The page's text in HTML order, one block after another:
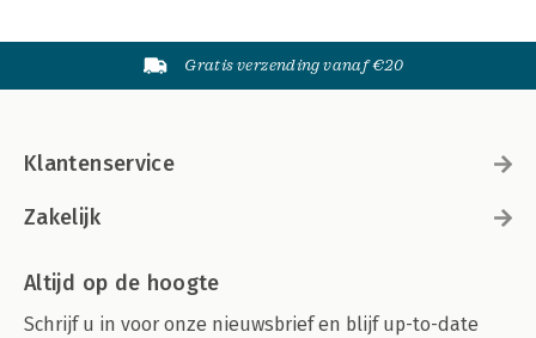
Gratis verzending vanaf €20
Klantenservice
Zakelijk
Altijd op de hoogte
Schrijf u in voor onze nieuwsbrief en blijf up-to-date